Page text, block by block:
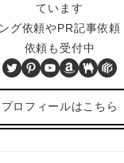
ています
グ依頼やPR記事依
依頼も受付中
Twitter
Pinterest
YouTube
Amazon
BOOTH
プロフィールはこちら